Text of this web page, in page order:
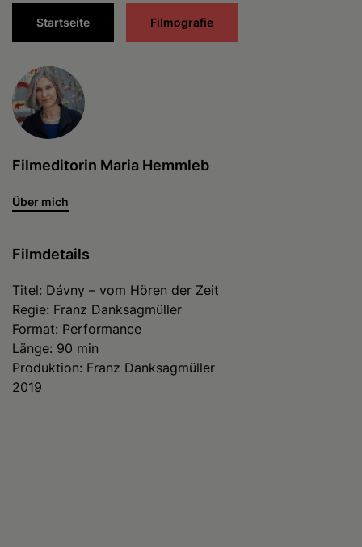
Startseite Filmografie
Filmeditorin Maria Hemmleb
Über mich
Filmdetails
Titel: Dávny – vom Hören der Zeit
Regie: Franz Danksagmüller
Format: Performance
Länge: 90 min
Produktion: Franz Danksagmüller
2019